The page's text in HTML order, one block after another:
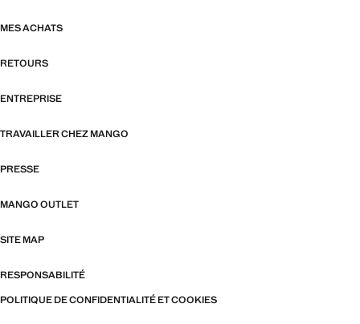
MES ACHATS
RETOURS
ENTREPRISE
TRAVAILLER CHEZ MANGO
PRESSE
MANGO OUTLET
SITE MAP
RESPONSABILITÉ
POLITIQUE DE CONFIDENTIALITÉ ET COOKIES